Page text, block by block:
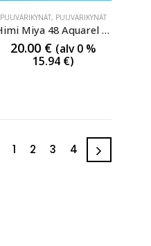
PUUVÄRIKYNÄT, PUUVÄRIKYNÄT
Himi Miya 48 Aquarel pencil
20.00 € (alv 0 %
15.94 €)
1 2 3 4